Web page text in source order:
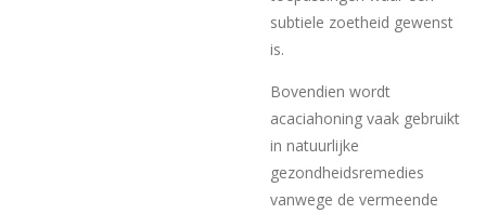
subtiele zoetheid gewenst
is.
Bovendien wordt
acaciahoning vaak gebruikt
in natuurlijke
gezondheidsremedies
vanwege de vermeende